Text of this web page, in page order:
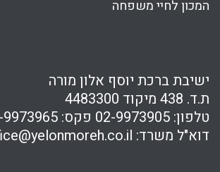
המכון לחיי משפחה
ישיבת ברכת יוסף אלון מורה
ת.ד. 438 מיקוד 4483300
טלפון: 02-9973905 פקס:
דוא"ל משרד: